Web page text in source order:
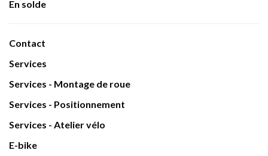
En solde
Contact
Services
Services - Montage de roue
Services - Positionnement
Services - Atelier vélo
E-bike